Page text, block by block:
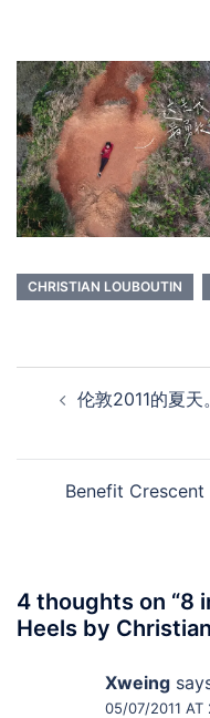
CHRISTIAN LOUBOUTIN
navigation
伦敦2011的夏
Benefit
4 thoughts on “8
Heels by
Xweing
05/07/2011 AT